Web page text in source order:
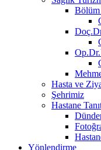
Hasta ve
Şehrimiz
Hastane
Yönlendirme